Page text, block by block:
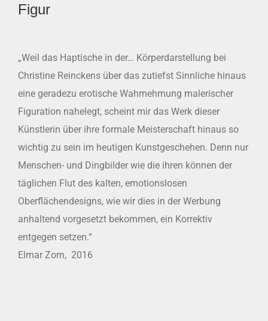
Figur
„Weil das Haptische in der… Körperdarstellung bei
Christine Reinckens über das zutiefst Sinnliche hinaus
eine geradezu erotische Wahrnehmung malerischer
Figuration nahelegt, scheint mir das Werk dieser
Künstlerin über ihre formale Meisterschaft hinaus so
wichtig zu sein im heutigen Kunstgeschehen. Denn nur
Menschen- und Dingbilder wie die ihren können der
täglichen Flut des kalten, emotionslosen
Oberflächendesigns, wie wir dies in der Werbung
anhaltend vorgesetzt bekommen, ein Korrektiv
entgegen setzen.“
Elmar Zorn, 2016